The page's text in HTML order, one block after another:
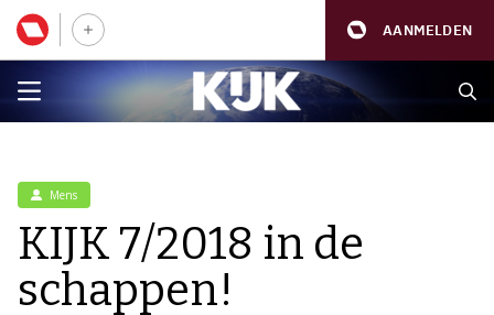
AANMELDEN
Mens
KIJK 7/2018 in de
schappen!